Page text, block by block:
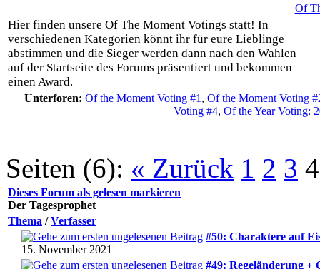
Of
Hier finden unsere Of The Moment Votings statt! In
verschiedenen Kategorien könnt ihr für eure Lieblinge
abstimmen und die Sieger werden dann nach den Wahlen
auf der Startseite des Forums präsentiert und bekommen
einen Award.
Unterforen: Of the Moment Voting #1 , Of the Moment Voting
Voting #4, Of the Year Voting:
Seiten (6): « Zurück 1 2 3 4
Dieses Forum als gelesen markieren
Der Tagesprophet
Thema /Verfasser
#50: Charaktere auf
15. November 2021
#49: Regeländerung +